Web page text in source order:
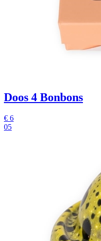
Doos 4 Bonbons
€ 6
05